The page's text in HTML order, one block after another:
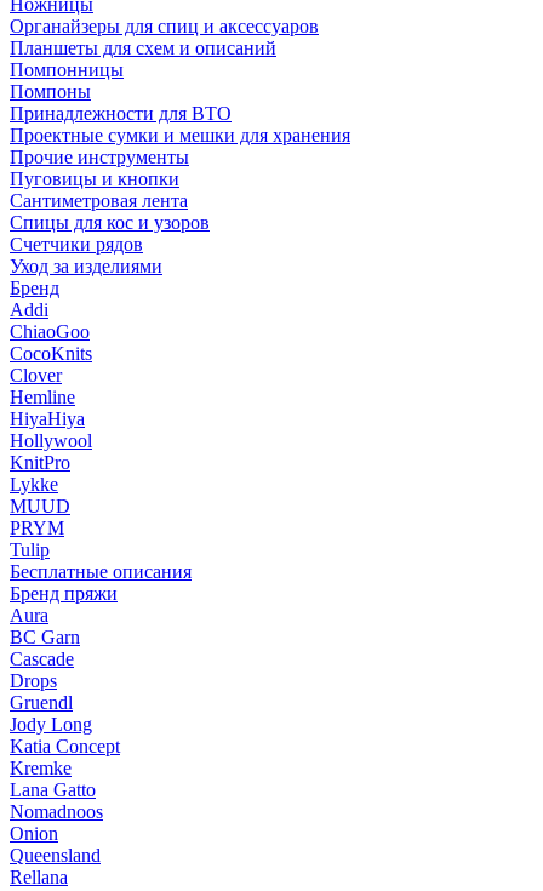
Ножницы
Органайзеры для спиц и аксессуаров
Планшеты для схем и описаний
Помпонницы
Помпоны
Принадлежности для ВТО
Проектные сумки и мешки для хранения
Прочие инструменты
Пуговицы и кнопки
Сантиметровая лента
Спицы для кос и узоров
Счетчики рядов
Уход за изделиями
Бренд
Addi
ChiaoGoo
CocoKnits
Clover
Hemline
HiyaHiya
Hollywool
KnitPro
Lykke
MUUD
PRYM
Tulip
Бесплатные описания
Бренд пряжи
Aura
BC Garn
Cascade
Drops
Gruendl
Jody Long
Katia Concept
Kremke
Lana Gatto
Nomadnoos
Onion
Queensland
Rellana